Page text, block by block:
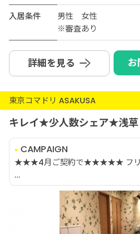
入居条件
男性 女性
※審査あり
詳細を見る お
東京コマドリ ASAKUSA
キレイ★少人数シェア★浅草
CAMPAIGN
★★★4月ご契約で★★★★★ フリー
...